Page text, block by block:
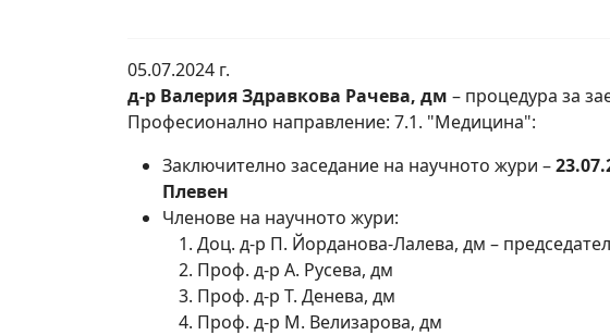
05.07.2024 г.
д-р Валерия Здравкова Рачева, дм – процедура за
Професионално направление: 7.1. "Медицина":
Заключително заседание на научното жури –
Плевен
Членове на научното жури:
Доц. д-р П. Йорданова-Лалева, дм –
Проф. д-р А. Русева, дм
Проф. д-р Т. Денева, дм
Проф. д-р М. Велизарова, дм